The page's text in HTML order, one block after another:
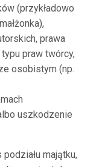
(przykładowo
prawa
praw twórcy,
osobistym (np.
uszkodzenie
majątku,